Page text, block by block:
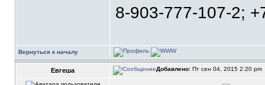
8-903-777-107-2;
Вернуться к началу
Евгеша Добавлено: Пт сен 04, 2015 2:20 pm